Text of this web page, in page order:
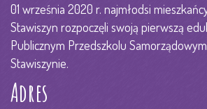
01 września 2020 r. najmłodsi
Stawiszyn rozpoczęli swoją pierwszą
Publicznym Przedszkolu
Stawiszynie.
Adres